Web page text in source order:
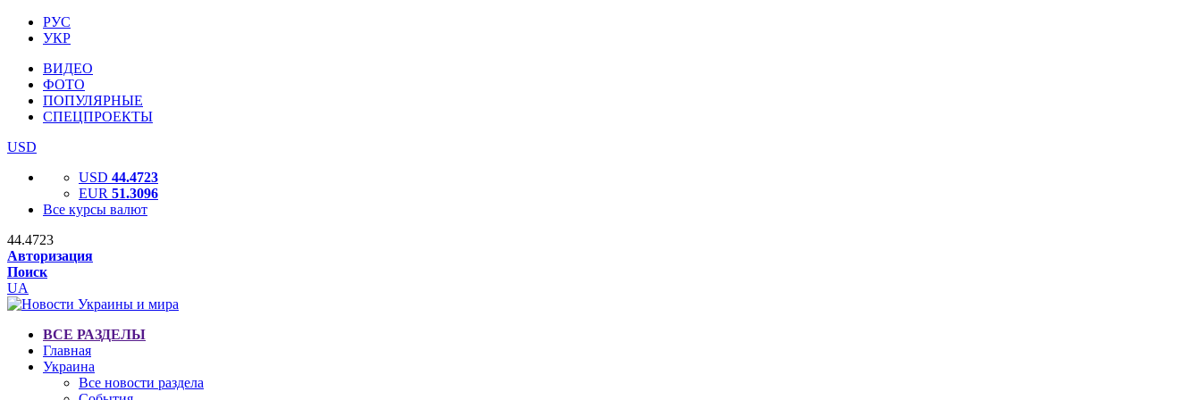
РУС
УКР
ВИДЕО
ФОТО
ПОПУЛЯРНЫЕ
СПЕЦПРОЕКТЫ
USD
USD 44.4723
EUR 51.3096
Все курсы валют
44.4723
Авторизация
Поиск
UA
ВСЕ РАЗДЕЛЫ
Главная
Украина
Все новости раздела